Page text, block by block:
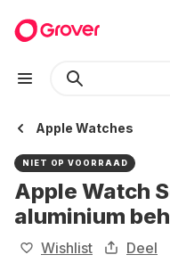
Apple Watches
NIET OP VOORRAAD
Apple Watch
aluminium
Wishlist Deel